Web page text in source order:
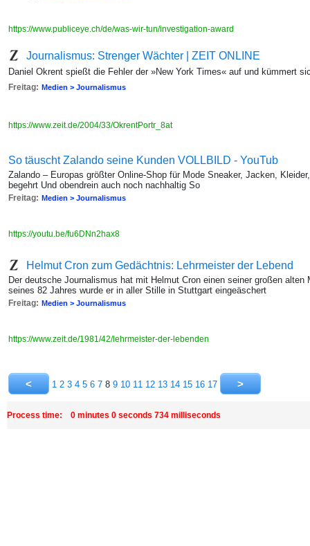
https://www.publiceye.ch/de/was-wir-tun/investigation-award
Journalismus: Strenger Wächter | ZEIT ONLINE
Daniel Okrent spießt die Fehler der »New York Times« auf und kümmert
Freitag: Medien > Journalismus
https://www.zeit.de/2004/33/OkrentPortr_8at
So täuscht Zalando seine Kunden VOLLBILD - YouTub
Zalando – Europas größter Online-Shop für Mode Sneaker, Jacken,
begehrt Und obendrein auch noch nachhaltig So
Freitag: Medien > Journalismus
https://youtu.be/fu6DNn2hax8
Helmut Cron zum Gedächtnis: Lehrmeister der Lebend
Der deutsche Journalismus hat mit Helmut Cron einen seiner großen alten
seines 82 Jahres wurde er in aller Stille in Stuttgart eingeäschert
Freitag: Medien > Journalismus
https://www.zeit.de/1981/42/lehrmeister-der-lebenden
1 2 3 4 5 6 7 8 9 10 11 12 13 14 15 16 17
Process time: 0 minutes 0 seconds 734 milliseconds